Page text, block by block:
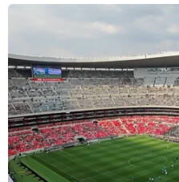
Nhóm điều tra viên